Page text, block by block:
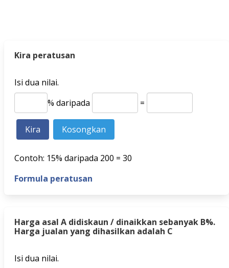
Kira peratusan
Isi dua nilai.
% daripada
=
Contoh: 15% daripada 200 = 30
Formula peratusan
Harga asal A didiskaun / dinaikkan sebanyak B%.
Harga jualan yang dihasilkan adalah C
Isi dua nilai.